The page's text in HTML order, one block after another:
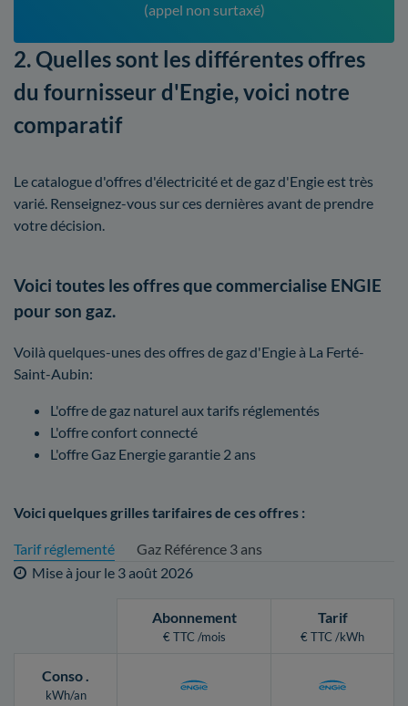
(appel non surtaxé)
2. Quelles sont les différentes offres
du fournisseur d'Engie, voici notre
comparatif
Le catalogue d'offres d'électricité et de gaz d'Engie est très
varié. Renseignez-vous sur ces dernières avant de prendre
votre décision.
Voici toutes les offres que commercialise ENGIE
pour son gaz.
Voilà quelques-unes des offres de gaz d'Engie à La Ferté-
Saint-Aubin:
L'offre de gaz naturel aux tarifs réglementés
L'offre confort connecté
L'offre Gaz Energie garantie 2 ans
Voici quelques grilles tarifaires de ces offres :
Tarif réglementé
Gaz Référence 3 ans
Mise à jour le 3 août 2026
Abonnement
€ TTC /mois
Tarif
€ TTC /kWh
Conso.
kWh/an